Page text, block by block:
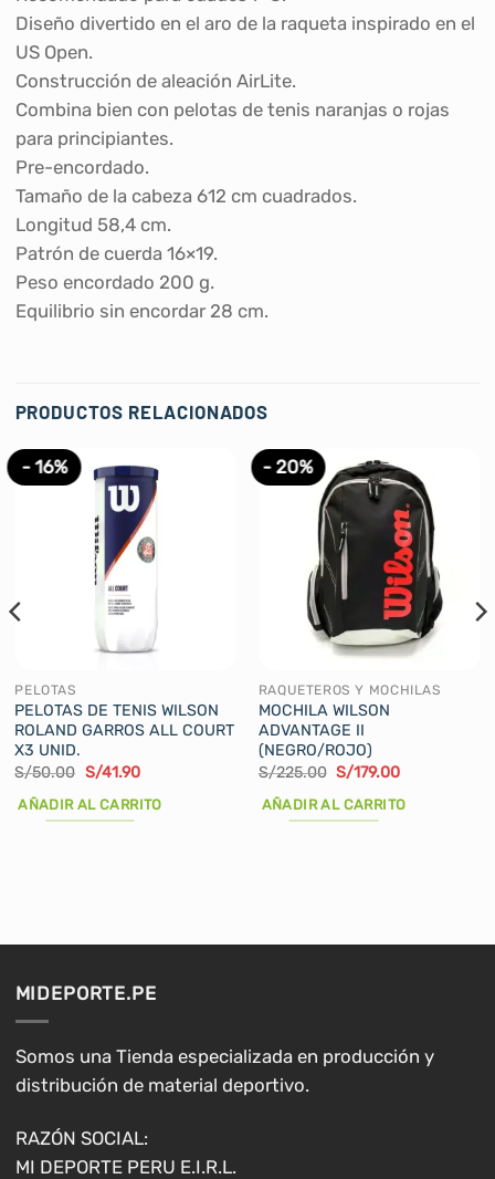
Diseño divertido en el aro de la raqueta inspirado en el
US Open.
Construcción de aleación AirLite.
Combina bien con pelotas de tenis naranjas o rojas
para principiantes.
Pre-encordado.
Tamaño de la cabeza 612 cm cuadrados.
Longitud 58,4 cm.
Patrón de cuerda 16×19.
Peso encordado 200 g.
Equilibrio sin encordar 28 cm.
PRODUCTOS RELACIONADOS
- 16%
PELOTAS
PELOTAS DE TENIS WILSON
ROLAND GARROS ALL COURT
X3 UNID.
S/50.00 El
original
era:
S/41.90El
actual
AÑADIR AL CARRITO
- 20%
RAQUETEROS Y MOCHILAS
MOCHILA WILSON
ADVANTAGE II
(NEGRO/ROJO)
S/225.00 El
original
era:
S/179.00El
actual
AÑADIR AL CARRITO
MIDEPORTE.PE
Somos una Tienda especializada en producción y
distribución de material deportivo.
RAZÓN SOCIAL:
MI DEPORTE PERU E.I.R.L.